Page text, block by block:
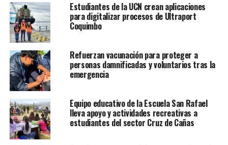
Estudiantes de la UCN crean aplicaciones
para digitalizar procesos de Ultraport
Coquimbo
Refuerzan vacunación para proteger a
personas damnificadas y voluntarios tras la
emergencia
Equipo educativo de la Escuela San Rafael
lleva apoyo y actividades recreativas a
estudiantes del sector Cruz de Cañas